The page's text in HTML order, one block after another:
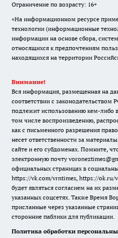
Ограничение по возрасту: 16+
«На информационном ресурсе
технологии (информационные
информации на основе сбора,
относящихся к предпочтениям
находящихся на территории
Внимание!
Вся информация, размещенная на
соответствии с законодательством
подлежит использованию кем-либо
том числе воспроизведению,
как с письменного разрешения
несет ответственности за
сайте и его субдоменах. Помните,
электронную почту
официальных страницах в
https://vk.com/vrntimes, https://ok.ru/
будет являться согласием на их
указанных соцсетях. Также Время
присланные через указанные
сторонние паблики для публикации.
Политика обработки